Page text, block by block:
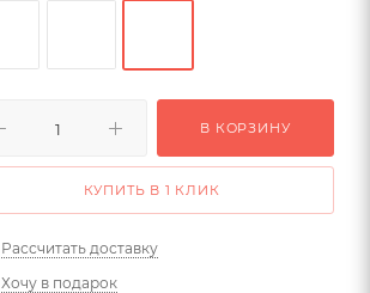
В КОРЗИНУ
КУПИТЬ В 1 КЛИК
Рассчитать доставку
Хочу в подарок